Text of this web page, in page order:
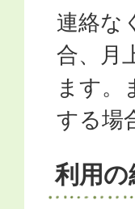
連絡な
合、月
ます。
する場
利用の